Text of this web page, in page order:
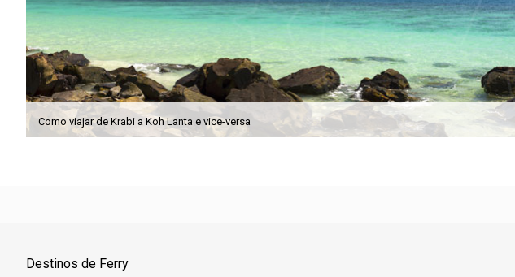
Como viajar de Krabi a Koh Lanta e vice-versa
Destinos de Ferry